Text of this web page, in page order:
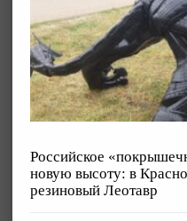
Российское
новую высоту: в
резиновый Леотавр